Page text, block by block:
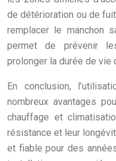
de détérioration ou de
remplacer le manchon
permet de prévenir
prolonger la durée de vie
En conclusion,
nombreux avantages
chauffage et
résistance et leur
et fiable pour des